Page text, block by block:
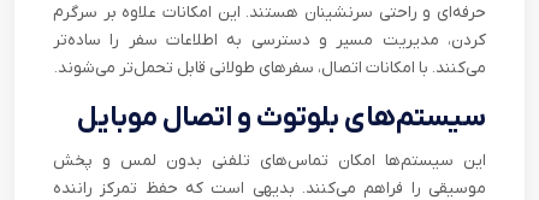
حرفه‌ای و راحتی سرنشینان هستند. این امکانات علاوه بر سرگرم
کردن، مدیریت مسیر و دسترسی به اطلاعات سفر را ساده‌تر
می‌کنند. با امکانات اتصال، سفرهای طولانی قابل تحمل‌تر می‌شوند.
سیستم‌های بلوتوث و اتصال موبایل
این سیستم‌ها امکان تماس‌های تلفنی بدون لمس و پخش
موسیقی را فراهم می‌کنند. بدیهی است که حفظ تمرکز راننده